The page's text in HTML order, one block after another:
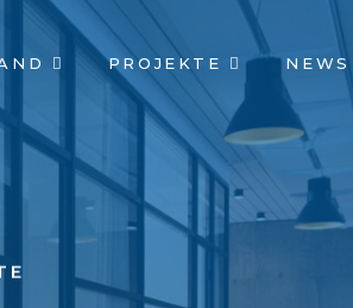
PROJEKTE NEWS